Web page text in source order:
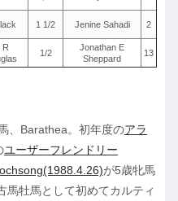
1 1/2 Jenine Sahadi 2
R
1/2
Jonathan E
Sheppard
13
、Barathea。初年度のアラ
ユーザーフレンドリー
が5歳牝馬
馬牡馬として初めてカルティ